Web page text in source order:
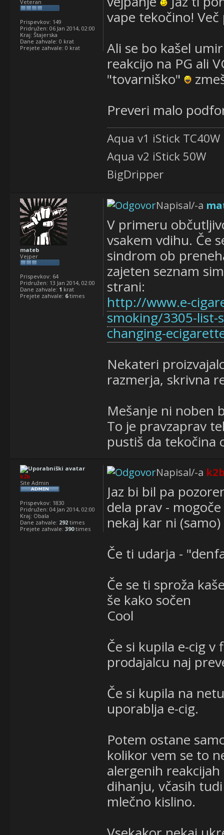
vape tekočino! Več
Ali se bo kašel
reakcijo na PG ali
"tovarniško"
Preveri malo
Aqua v1 iStick TC40W
Aqua v2 iStick 50W
BigDripper
Veteran
Prispevkov: 149
Pridružen: 06 Jan 2014, 02:00
Kraj: Štajerska
Dane zahvale: 0 krat
Prejete zahvale: 0 krat
Napisal/-a
V primeru
vsakem vdihu. Če
sindrom ob
zajeten seznam
strani:
http://www.e-
smoking/3305-
changing-
Nekateri
razmerja, skrivna
Mešanje ni noben
To je pravzaprav
pustiš da tekočina
mateb
Vejper
Prispevkov: 64
Pridružen: 13 Jan 2014, 02:00
Dane zahvale: 1 krat
Prejete zahvale: 6times
Napisal/-a
Jaz bi bil pa
dela prav -
nekaj kar ni
Če ti udarja -
Če se ti sproža
še kako sočen
Cool
Če si kupila e-cig
prodajalcu naj
Če si kupila na
uporablja e-cig.
Potem ostane
kolikor vem se to
alergenih
dihanju, včasih
mlečno kislino.
k2b
Site Admin
Prispevkov: 1830
Pridružen: 04 Jan 2014, 02:00
Kraj: Obala
Dane zahvale: 292 times
Prejete zahvale: 390times